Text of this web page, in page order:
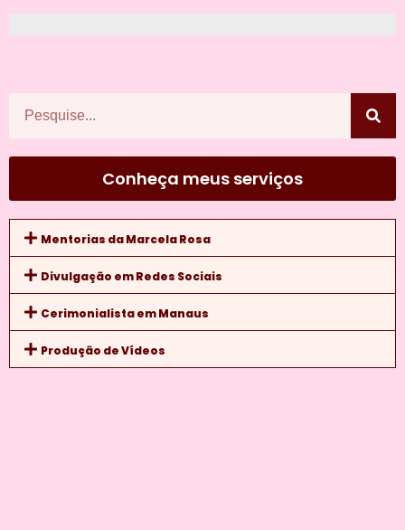
Conheça meus serviços
Mentorias da Marcela Rosa
Divulgação em Redes Sociais
Cerimonialista em Manaus
Produção de Vídeos